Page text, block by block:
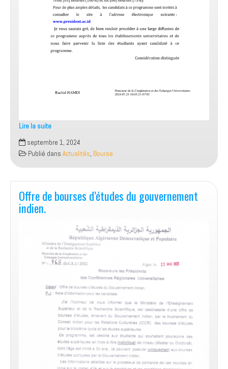
Lire la suite
Offre
de
bourse
Indonésie
septembre 1, 2024
Publié dans Actualités, Bourse
Offre de bourses d’études du gouvernement
indien.